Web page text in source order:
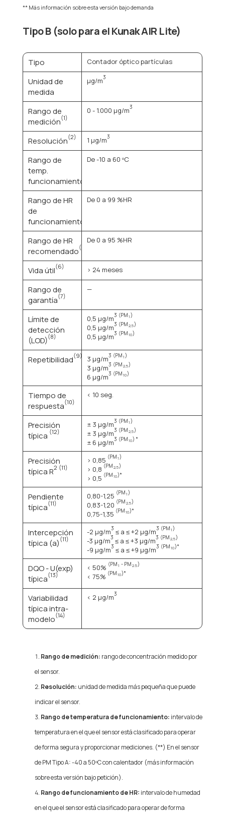
** Más información sobre esta versión bajo demanda
Tipo B (solo para el Kunak AIR Lite)
Tipo Contador óptico partículas
Unidad de
medida
μg/m3
Rango de
medición(1)
0 - 1.000 μg/m3
Resolución(2) 1 μg/m3
Rango de
temp.
funcionamiento
De -10 a 60 ºC
Rango de HR
de
funcionamiento
De 0 a 99 %HR
Rango de HR
recomendado(5)
De 0 a 95 %HR
Vida útil(6) > 24 meses
Rango de
garantía(7)
—
Límite de
detección
(LOD)(8)
0,5 μg/m3 (PM 1 )
0,5 μg/m3 (PM 2,5)
0,5 μg/m3 (PM 10)
Repetibilidad(9) 3 μg/m3 (PM 1 )
3 μg/m3 (PM 2,5)
6 μg/m3 (PM 10)
Tiempo de
respuesta(10)
< 10 seg.
Precisión
típica (12)
± 3 μg/m3 (PM 1 )
± 3 μg/m3 (PM 2,5)
± 6 μg/m3 (PM 10) *
Precisión
típica R2 (11)
> 0,85 (PM 1 )
> 0,8 (PM 2,5)
> 0,5 (PM 10)*
Pendiente
típica(11)
0,80-1,25 (PM 1 )
0,83-1,20 (PM 2,5)
0,75-1,35 (PM 10)*
Intercepción
típica (a) (11)
-2 μg/m3 ≤ a ≤ +2 μg/m3 (PM 1 )
-3 μg/m3 ≤ a ≤ +3 μg/m3 (PM 2,5)
-9 μg/m3 ≤ a ≤ +9 μg/m3 (PM 10)*
DQO - U(exp)
típica(13)
< 50% (PM 1 - PM 2.5)
< 75% (PM 10)*
Variabilidad
típica intra-
modelo(14)
< 2 μg/m3
Rango de medición: rango de concentración medido por
el sensor.
Resolución: unidad de medida más pequeña que puede
indicar el sensor.
Rango de temperatura de funcionamiento: intervalo de
temperatura en el que el sensor está clasificado para operar
de forma segura y proporcionar mediciones. (**) En el sensor
de PM Tipo A: -40 a 50ºC con calentador (más información
sobre esta versión bajo petición).
Rango de funcionamiento de HR: intervalo de humedad
en el que el sensor está clasificado para operar de forma